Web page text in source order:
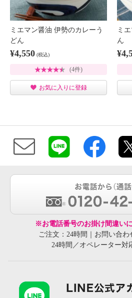
ミエマン醤油 伊勢のカレーう
どん
¥4,550 (税込)
(4件)
お気に入りに登録
ミ
ん
※お電話番号のお掛け間違い
ご注文：24時間｜お問い合
24時間／オペレーター対